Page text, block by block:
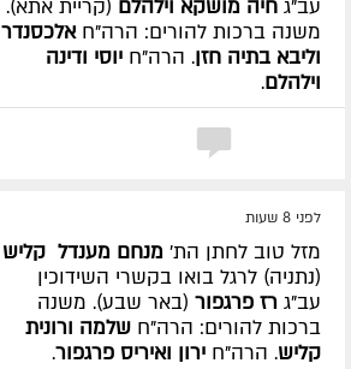
עב"ג חיה מושקא וילהלם (קריית אתא).
משנה ברכות להורים: הרה"חאלכסנדר
וליבא בתיה חזן. הרה"ח יוסי ודינה
וילהלם.
לפני 8 שעות
מזל טוב לחתן הת' מנחם מענדל קליש
(נתניה) לרגל בואו בקשרי השידוכין
עב"ג רז פרגפור (באר שבע). משנה
ברכות להורים: הרה"ח שלמה ורונית
קליש. הרה"ח ירון ואיריס פרגפור.